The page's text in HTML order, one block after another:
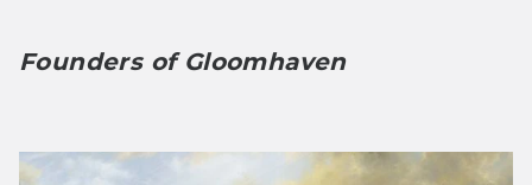
Founders of Gloomhaven